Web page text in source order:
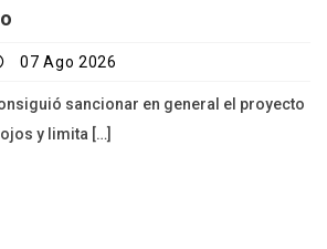
07 Ago 2026
sancionar en general el proyecto
y limita […]